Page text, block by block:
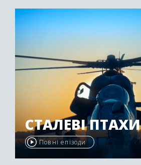
СТАЛЕВІ ПТАХИ
Повні епізоди